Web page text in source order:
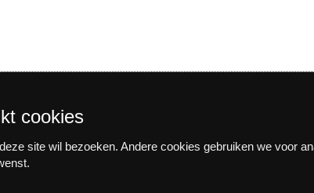
nieuwsbrieven!
cookies
site wil bezoeken. Andere cookies gebruiken we voor